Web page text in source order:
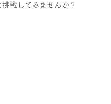
戦してみませんか？